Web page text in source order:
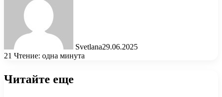
Svetlana29.06.2025
21 Чтение: одна минута
Читайте еще